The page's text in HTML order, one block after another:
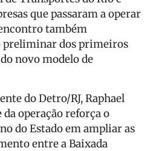
que passaram a operar
também
preliminar dos primeiros
novo modelo de
do Detro/RJ, Raphael
operação reforça o
do Estado em ampliar as
entre a Baixada